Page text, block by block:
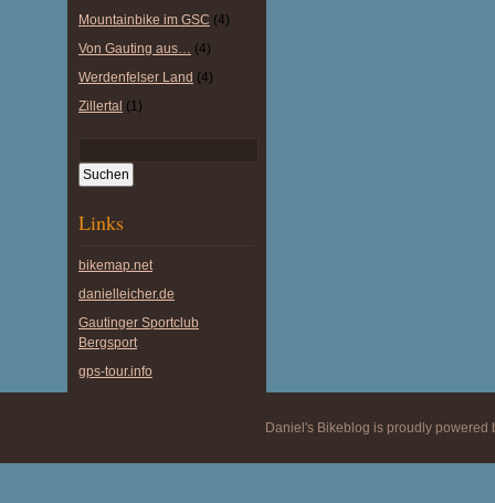
Mountainbike im GSC (4)
Von Gauting aus… (4)
Werdenfelser Land (4)
Zillertal (1)
Links
bikemap.net
danielleicher.de
Gautinger Sportclub
Bergsport
gps-tour.info
Daniel's Bikeblog is proudly powered